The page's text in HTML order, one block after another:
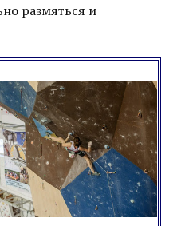
размяться и